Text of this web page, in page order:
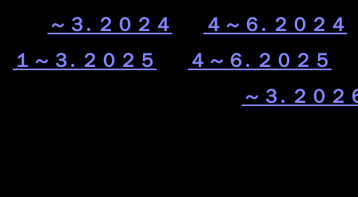
～３. ２０２４
４～６. ２０２４
１～３. ２０２５
４～６. ２０２５
～３. ２０２